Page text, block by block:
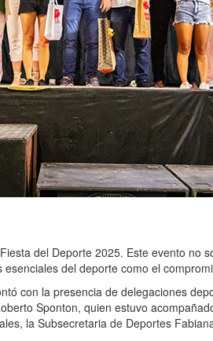
del Deporte 2025. Este evento no
del deporte como el
con la presencia de delegaciones
Sponton, quien estuvo
la Subsecretaria de Deportes